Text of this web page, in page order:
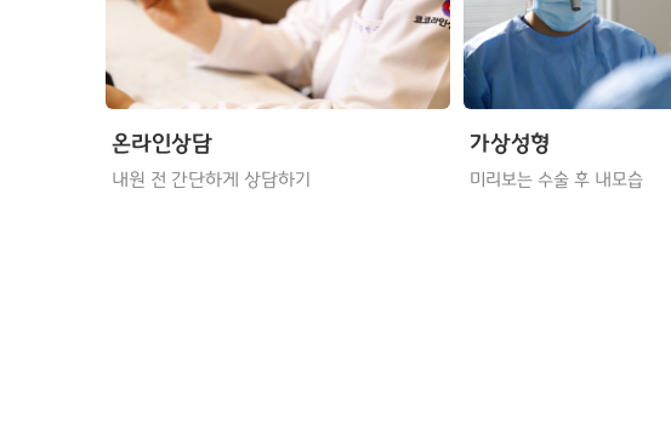
온라인상담
내원 전 간단하게 상담하기
가상성형
미리보는 수술 후 내모습